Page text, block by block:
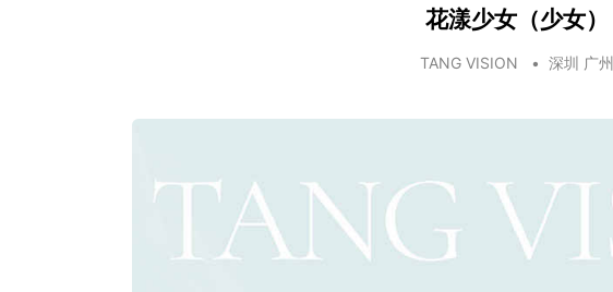
花漾少女（少女）
TANG VISION • 深圳 广州